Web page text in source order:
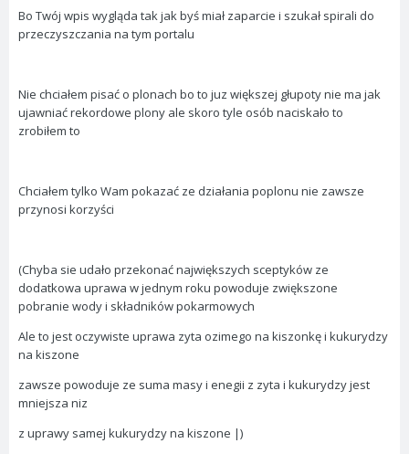
Bo Twój wpis wygląda tak jak byś miał zaparcie i szukał spirali do
przeczyszczania na tym portalu
Nie chciałem pisać o plonach bo to juz większej głupoty nie ma jak
ujawniać rekordowe plony ale skoro tyle osób naciskało to
zrobiłem to
Chciałem tylko Wam pokazać ze działania poplonu nie zawsze
przynosi korzyści
(Chyba sie udało przekonać największych sceptyków ze
dodatkowa uprawa w jednym roku powoduje zwiększone
pobranie wody i składników pokarmowych
Ale to jest oczywiste uprawa zyta ozimego na kiszonkę i kukurydzy
na kiszone
zawsze powoduje ze suma masy i enegii z zyta i kukurydzy jest
mniejsza niz
z uprawy samej kukurydzy na kiszone |)